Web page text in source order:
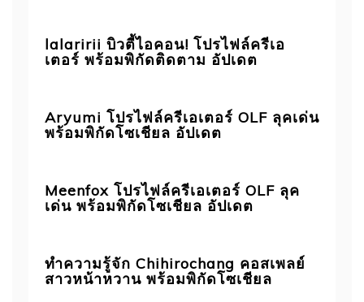
lalaririi บิวตี้ไอคอน! โปรไฟล์ครีเอ
เตอร์ พร้อมพิกัดติดตาม อัปเดต
Aryumi โปรไฟล์ครีเอเตอร์ OLF ลุคเด่น
พร้อมพิกัดโซเชียล อัปเดต
Meenfox โปรไฟล์ครีเอเตอร์ OLF ลุค
เด่น พร้อมพิกัดโซเชียล อัปเดต
ทำความรู้จัก Chihirochang คอสเพลย์
สาวหน้าหวาน พร้อมพิกัดโซเชียล